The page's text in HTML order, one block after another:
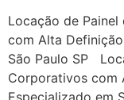
Locação de
com Alta
São Paulo SP
Corporativos com